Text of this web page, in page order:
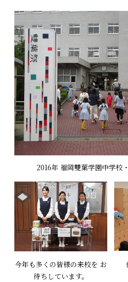
2016年 福岡雙葉学園中学
今年も多くの皆様の来校を お
待ちしています。